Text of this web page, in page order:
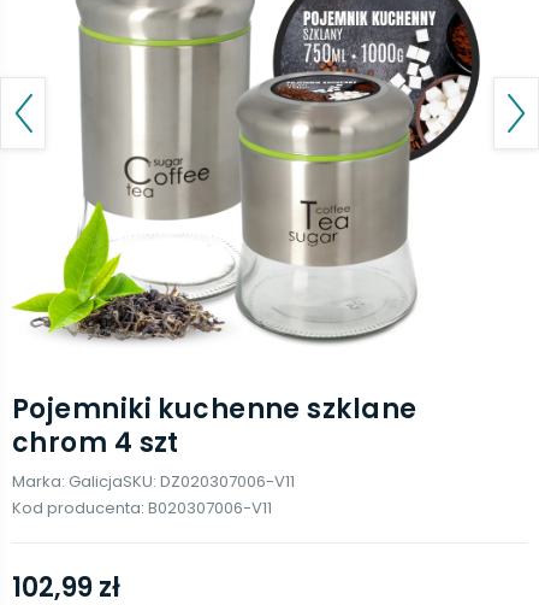
Pojemniki kuchenne szklane
chrom 4 szt
Marka: GalicjaSKU: DZ020307006-V11
Kod producenta: B020307006-V11
102,99 zł